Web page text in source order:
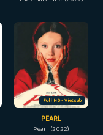
Full HD - Vietsub
PEARL
Pearl (2022)